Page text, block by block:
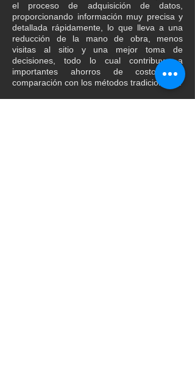
el proceso de adquisición de datos,
proporcionando información muy precisa y
detallada rápidamente, lo que lleva a una
reducción de la mano de obra, menos
visitas al sitio y una mejor toma de
decisiones, todo lo cual contribuye a
importantes ahorros de costos en
comparación con los métodos tradicionales.